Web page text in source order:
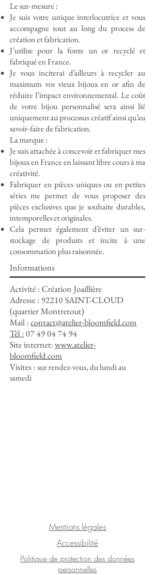
Le sur-mesure :
Je suis votre unique interlocutrice et vous
accompagne tout au long du process de
création et fabrication.
J’utilise pour la fonte un or recyclé et
fabriqué en France.
Je vous inciterai d’ailleurs à recycler au
maximum vos vieux bijoux en or afin de
réduire l’impact environnemental. Le coût
de votre bijou personnalisé sera ainsi lié
uniquement au processus créatif ainsi qu’au
savoir-faire de fabrication.
La marque :
Je suis attachée à concevoir et fabriquer mes
bijoux en France en laissant libre cours à ma
créativité.
Fabriquer en pièces uniques ou en petites
séries me permet de vous proposer des
pièces exclusives que je souhaite durables,
intemporelles et originales.
Cela permet également d’éviter un sur-
stockage de produits et incite à une
consommation plus raisonnée.
Informations
Activité : Création Joaillière
Adresse : 92210 SAINT-CLOUD
(quartier Montretout)
Mail :contact@atelier-bloomfield.com
Tèl :07 49 04 74 94
Site internet:www.atelier-
bloomfield.com
Visites :sur rendez-vous, du lundi au
samedi
Mentions légales
Accessibilité
Politique de protection des données
personnelles